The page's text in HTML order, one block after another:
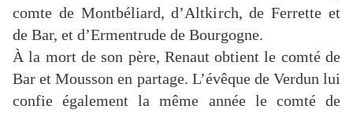
comte de Montbéliard, d’Altkirch, de Ferrette et
de Bar, et d’Ermentrude de Bourgogne.
À la mort de son père, Renaut obtient le comté de
Bar et Mousson en partage. L’évêque de Verdun lui
confie également la même année le comté de